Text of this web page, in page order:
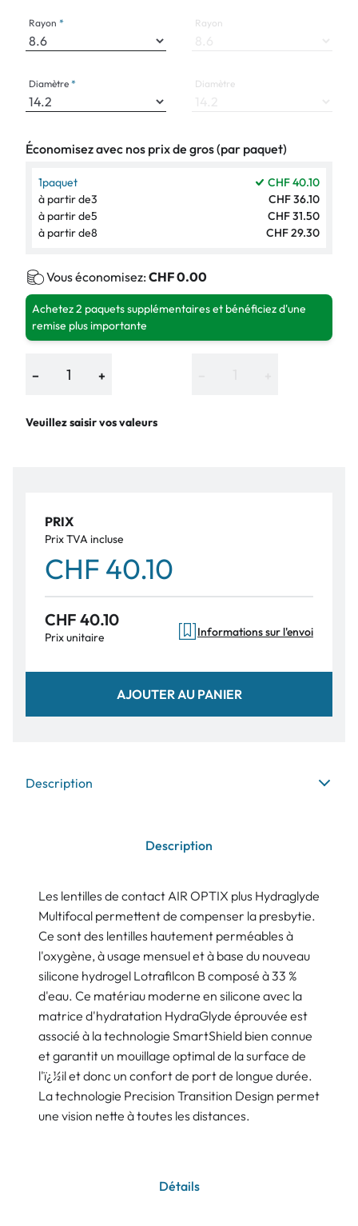
Rayon
Diamètre
Rayon
Diamètre
Économisez avec nos prix de gros (par paquet)
1paquet
CHF 40.10
à partir de3
CHF 36.10
à partir de5
CHF 31.50
à partir de8 CHF 29.30
Vous économisez: CHF 0.00
Achetez 2 paquets supplémentaires et bénéficiez d'une
remise plus importante
− +
Veuillez saisir vos valeurs
PRIX
Prix TVA incluse
CHF 40.10
CHF 40.10
Prix unitaire Informations sur l'envoi
AJOUTER AU PANIER
Description
Description
Les lentilles de contact AIR OPTIX plus Hydraglyde
Multifocal permettent de compenser la presbytie.
Ce sont des lentilles hautement perméables à
l'oxygène, à usage mensuel et à base du nouveau
silicone hydrogel Lotrafilcon B composé à 33 %
d'eau. Ce matériau moderne en silicone avec la
matrice d'hydratation HydraGlyde éprouvée est
associé à la technologie SmartShield bien connue
et garantit un mouillage optimal de la surface de
l'ï¿½il et donc un confort de port de longue durée.
La technologie Precision Transition Design permet
une vision nette à toutes les distances.
Détails